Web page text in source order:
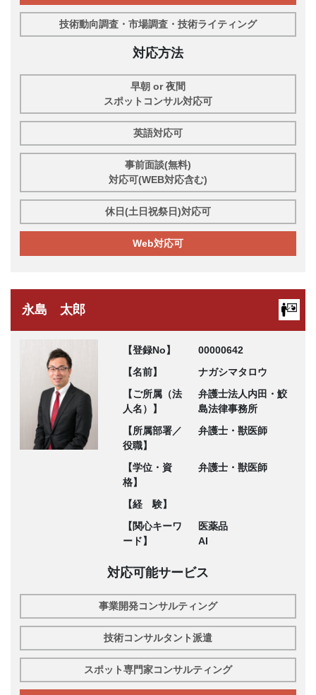
技術動向調査・市場調査・技術ライティング
対応方法
早朝 or 夜間
スポットコンサル対応可
英語対応可
事前面談(無料)
対応可(WEB対応含む)
休日(土日祝祭日)対応可
Web対応可
永島 太郎
【登録No】
00000642
【名前】
ナガシマタロウ
【ご所属（法
人名）】
弁護士法人内田・鮫
島法律事務所
【所属部署／
役職】
弁護士・獣医師
【学位・資
格】
弁護士・獣医師
【経 験】
【関心キーワ
ード】
医薬品
AI
対応可能サービス
事業開発コンサルティング
技術コンサルタント派遣
スポット専門家コンサルティング